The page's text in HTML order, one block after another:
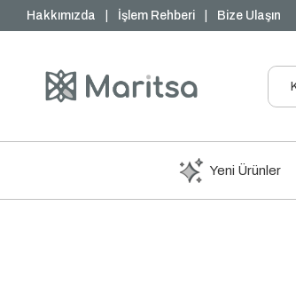
Hakkımızda İşlem Rehberi Bize Ulaşın
₺1000 ve Üzeri Ücretsiz
Yeni Ürünler